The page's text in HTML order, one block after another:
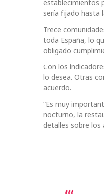
establecimientos
sería fijado hasta
Trece
toda España, lo
obligado
Con los
lo desea. Otras
acuerdo.
“Es muy
nocturno, la
detalles sobre los